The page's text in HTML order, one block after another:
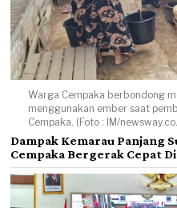
Warga Cempaka berbondong
menggunakan ember saat
Cempaka. (Foto : IM/
Dampak Kemarau Panjang
Cempaka Bergerak Cepat